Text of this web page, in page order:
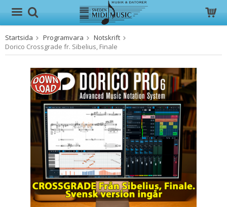
Produkten har blivit tillagd i varukorgen
Startsida Programvara
Notskrift
Dorico Crossgrade fr. Sibelius, Finale